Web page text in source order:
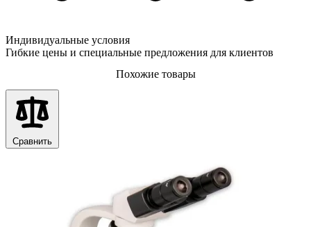
Индивидуальные условия
Гибкие цены и специальные предложения для клиентов
Похожие товары
Сравнить